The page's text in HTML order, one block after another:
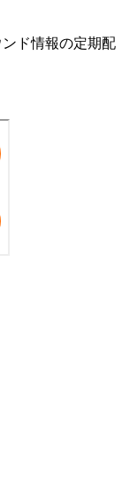
ド情報の定期配